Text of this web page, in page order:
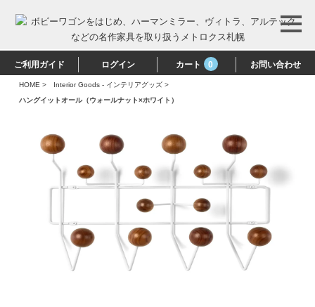
ご利用ガイド ログイン カート 0 お問い合わせ
HOME > Interior Goods - インテリアグッズ >
ハングイットオール（ウォールナット×ホワイト）